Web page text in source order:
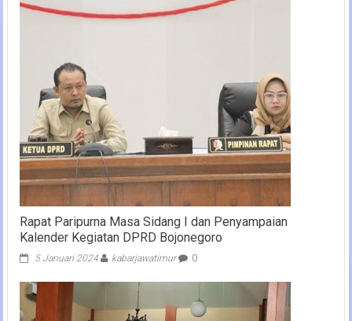
Rapat Paripurna Masa Sidang I dan Penyampaian
Kalender Kegiatan DPRD Bojonegoro
5 Januari 2024 kabarjawatimur 0